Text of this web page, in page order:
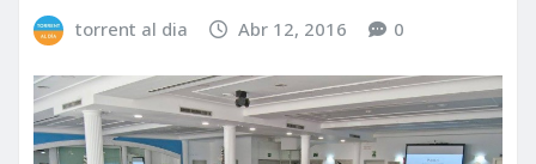
torrent al dia Abr 12, 2016 0